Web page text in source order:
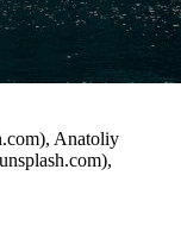
Anatoliy